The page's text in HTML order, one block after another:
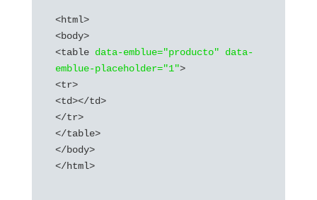
<html>
<body>
<table data-emblue="producto" data-
emblue-placeholder="1">
<tr>
<td></td>
</tr>
</table>
</body>
</html>